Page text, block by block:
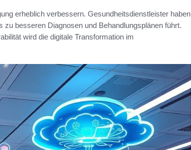
erheblich verbessern. Gesundheitsdienstleister haben
besseren Diagnosen und Behandlungsplänen führt.
wird die digitale Transformation im